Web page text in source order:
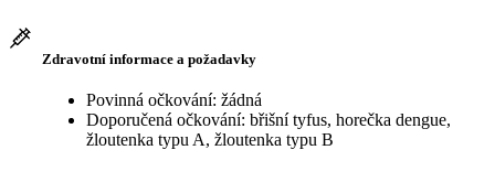
Zdravotní informace a požadavky
Povinná očkování: žádná
Doporučená očkování: břišní tyfus, horečka dengue,
žloutenka typu A, žloutenka typu B